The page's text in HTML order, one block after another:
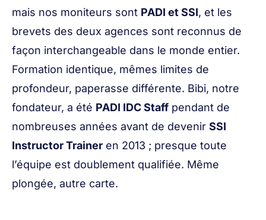
mais nos moniteurs sont PADI et SSI, et les
brevets des deux agences sont reconnus de
façon interchangeable dans le monde entier.
Formation identique, mêmes limites de
profondeur, paperasse différente. Bibi, notre
fondateur, a été PADI IDC Staff pendant de
nombreuses années avant de devenir SSI
Instructor Trainer en 2013 ; presque toute
l’équipe est doublement qualifiée. Même
plongée, autre carte.